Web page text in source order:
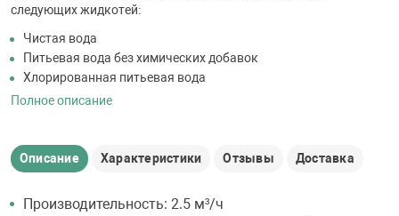
следующих жидкотей:
Чистая вода
Питьевая вода без химических добавок
Хлорированная питьевая вода
Полное описание
Описание Характеристики Отзывы Доставка
Производительность: 2.5 м³/ч